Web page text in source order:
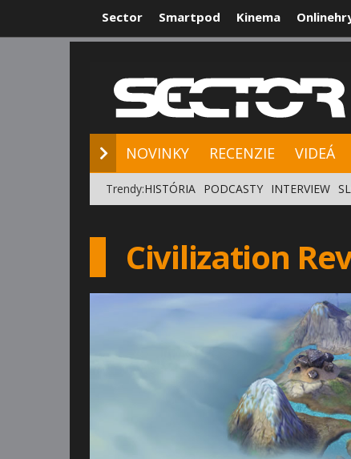
Sector Smartpod Kinema
NOVINKY RECENZIE VIDEÁ
Trendy:HISTÓRIA PODCASTY INTERVIEW
Civilization